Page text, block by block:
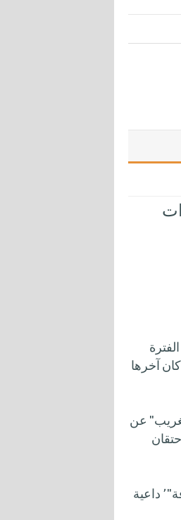
محسوبة على التيار السلفي٬ خلال الفترة
الأخيرة٬ بالاعتداءات المتكررة على التظاهرات الثقافية في مناطق مختلفة من تونس٬ كان آخرها
والغريب" عن
فحسب٬ وإنما ينذر باحتقان
وأهابت وزارة الثقافة في بيانها ب"جميع الإطراف٬ التصدي لمثل هذه الظواهر المتطرفة"٬ داعية